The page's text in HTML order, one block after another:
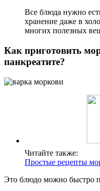
Все блюда нужно
хранение даже в
многих полезных
Как приготовить
панкреатите?
Читайте также:
Простые рецепты
Это блюдо можно быстро